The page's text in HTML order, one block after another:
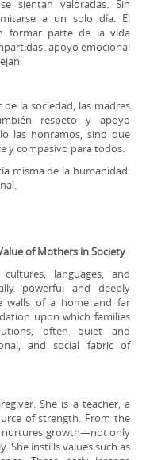
sientan valoradas. Sin
a un solo día. El
formar parte de la vida
apoyo emocional
la sociedad, las madres
respeto y apoyo
las honramos, sino que
y compasivo para todos.
misma de la humanidad:
of Mothers in Society
languages, and
powerful and deeply
walls of a home and far
upon which families
often quiet and
and social fabric of
She is a teacher, a
of strength. From the
nurtures growth—not only
She instills values such as